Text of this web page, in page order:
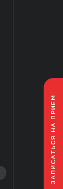
ЗАПИСАТЬСЯ
НА ПРИЕМ